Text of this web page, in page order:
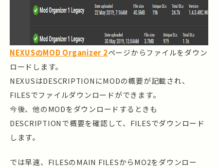
NEXUSのMOD Organizer 2ページからファイルをダウン
ロードします。
NEXUSはDESCRIPTIONにMODの概要が記載され、
FILESでファイルダウンロードができます。
今後、他のMODをダウンロードするときも
DESCRIPTIONで概要を確認して、FILESでダウンロード
します。
では早速、FILESのMAIN FILESからMO2をダウンロー